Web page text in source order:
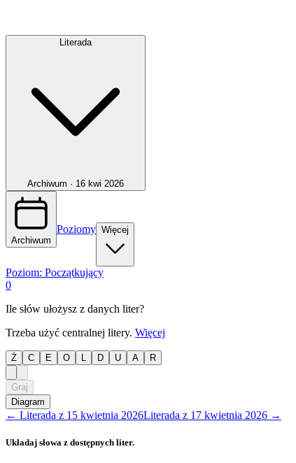
Literada
Archiwum · 16 kwi 2026
Archiwum
Poziomy Więcej
Poziom: Początkujący
0
Ile słów ułożysz z danych liter?
Trzeba użyć centralnej litery. Więcej
Ż C E O D U A R
Graj
Diagram
← Literada z 15 kwietnia 2026Literada z 17 kwietnia 2026 →
Układaj słowa z dostępnych liter.